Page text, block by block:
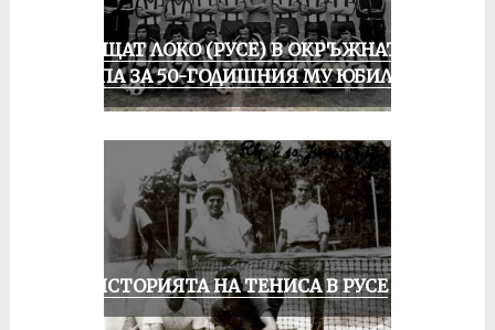
ПРАЩАТ ЛОКО (РУСЕ) В ОКРЪЖНАТА
ГРУПА ЗА 50-ГОДИШНИЯ МУ ЮБИЛЕЙ
ЗА ИСТОРИЯТА НА ТЕНИСА В РУСЕ